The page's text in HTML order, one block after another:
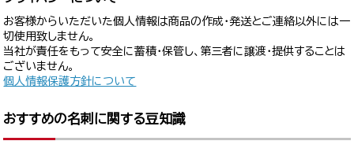
お客様からいただいた個人情報は商品の作成・発送とご連絡以外には一
切使用致しません。
当社が責任をもって安全に蓄積・保管し、第三者に譲渡・提供することは
ございません。
個人情報保護方針について
おすすめの名刺に関する豆知識